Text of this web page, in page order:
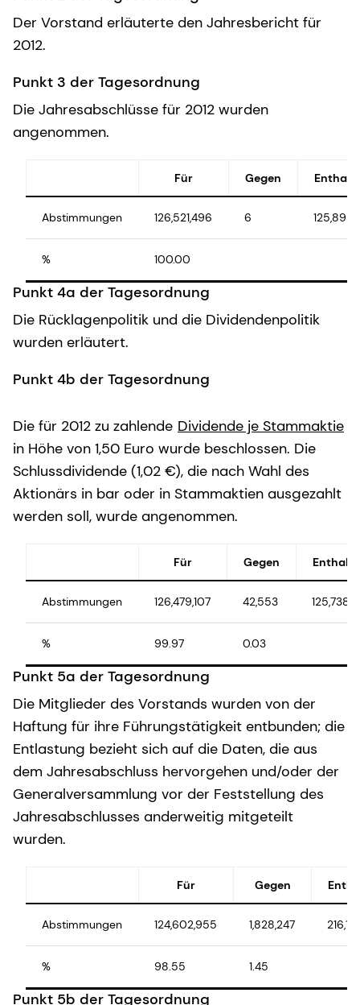
Der Vorstand erläuterte den Jahresbericht für
2012.
Punkt 3 der Tagesordnung
Die Jahresabschlüsse für 2012 wurden
angenommen.
Für Gegen
Abstimmungen 126,521,496 6 125,898
% 100.00
Punkt 4a der Tagesordnung
Die Rücklagenpolitik und die Dividendenpolitik
wurden erläutert.
Punkt 4b der Tagesordnung
Die für 2012 zu zahlende Dividende je Stammaktie
in Höhe von 1,50 Euro wurde beschlossen. Die
Schlussdividende (1,02 €), die nach Wahl des
Aktionärs in bar oder in Stammaktien ausgezahlt
werden soll, wurde angenommen.
Für Gegen
Abstimmungen 126,479,107 42,553 125,738
% 99.97 0.03
Punkt 5a der Tagesordnung
Die Mitglieder des Vorstands wurden von der
Haftung für ihre Führungstätigkeit entbunden; die
Entlastung bezieht sich auf die Daten, die aus
dem Jahresabschluss hervorgehen und/oder der
Generalversammlung vor der Feststellung des
Jahresabschlusses anderweitig mitgeteilt
wurden.
Für Gegen
Abstimmungen 124,602,955 1,828,247
% 98.55 1.45
Punkt 5b der Tagesordnung